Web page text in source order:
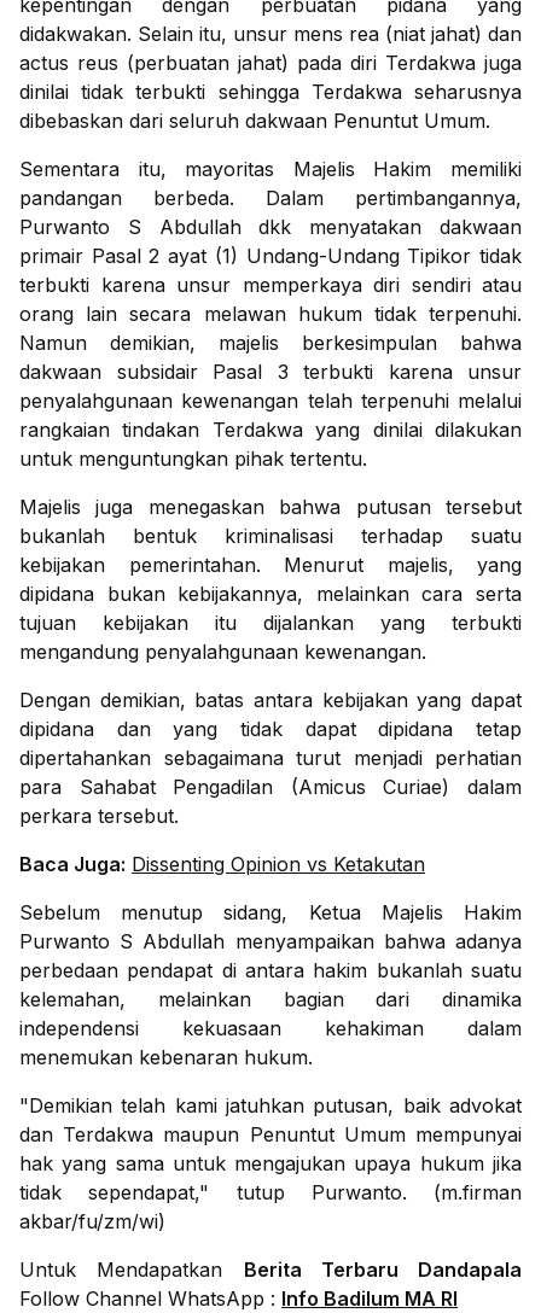
kepentingan dengan perbuatan pidana yang
didakwakan. Selain itu, unsur mens rea (niat jahat) dan
actus reus (perbuatan jahat) pada diri Terdakwa juga
dinilai tidak terbukti sehingga Terdakwa seharusnya
dibebaskan dari seluruh dakwaan Penuntut Umum.
Sementara itu, mayoritas Majelis Hakim memiliki
pandangan berbeda. Dalam pertimbangannya,
Purwanto S Abdullah dkk menyatakan dakwaan
primair Pasal 2 ayat (1) Undang-Undang Tipikor tidak
terbukti karena unsur memperkaya diri sendiri atau
orang lain secara melawan hukum tidak terpenuhi.
Namun demikian, majelis berkesimpulan bahwa
dakwaan subsidair Pasal 3 terbukti karena unsur
penyalahgunaan kewenangan telah terpenuhi melalui
rangkaian tindakan Terdakwa yang dinilai dilakukan
untuk menguntungkan pihak tertentu.
Majelis juga menegaskan bahwa putusan tersebut
bukanlah bentuk kriminalisasi terhadap suatu
kebijakan pemerintahan. Menurut majelis, yang
dipidana bukan kebijakannya, melainkan cara serta
tujuan kebijakan itu dijalankan yang terbukti
mengandung penyalahgunaan kewenangan.
Dengan demikian, batas antara kebijakan yang dapat
dipidana dan yang tidak dapat dipidana tetap
dipertahankan sebagaimana turut menjadi perhatian
para Sahabat Pengadilan (Amicus Curiae) dalam
perkara tersebut.
Baca Juga: Dissenting Opinion vs Ketakutan
Sebelum menutup sidang, Ketua Majelis Hakim
Purwanto S Abdullah menyampaikan bahwa adanya
perbedaan pendapat di antara hakim bukanlah suatu
kelemahan, melainkan bagian dari dinamika
independensi kekuasaan kehakiman dalam
menemukan kebenaran hukum.
"Demikian telah kami jatuhkan putusan, baik advokat
dan Terdakwa maupun Penuntut Umum mempunyai
hak yang sama untuk mengajukan upaya hukum jika
tidak sependapat," tutup Purwanto. (m.firman
akbar/fu/zm/wi)
Untuk Mendapatkan Berita Terbaru Dandapala
Follow Channel WhatsApp : Info Badilum MA RI